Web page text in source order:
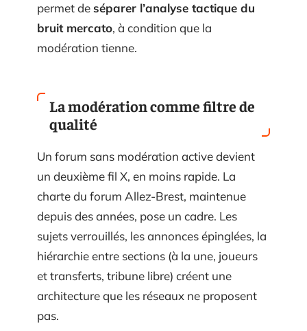
permet deséparer l’analyse tactique du
bruit mercato, à condition que la
modération tienne.
La modération comme filtre de
qualité
Un forum sans modération active devient
un deuxième fil X, en moins rapide. La
charte du forum Allez-Brest, maintenue
depuis des années, pose un cadre. Les
sujets verrouillés, les annonces épinglées, la
hiérarchie entre sections (à la une, joueurs
et transferts, tribune libre) créent une
architecture que les réseaux ne proposent
pas.